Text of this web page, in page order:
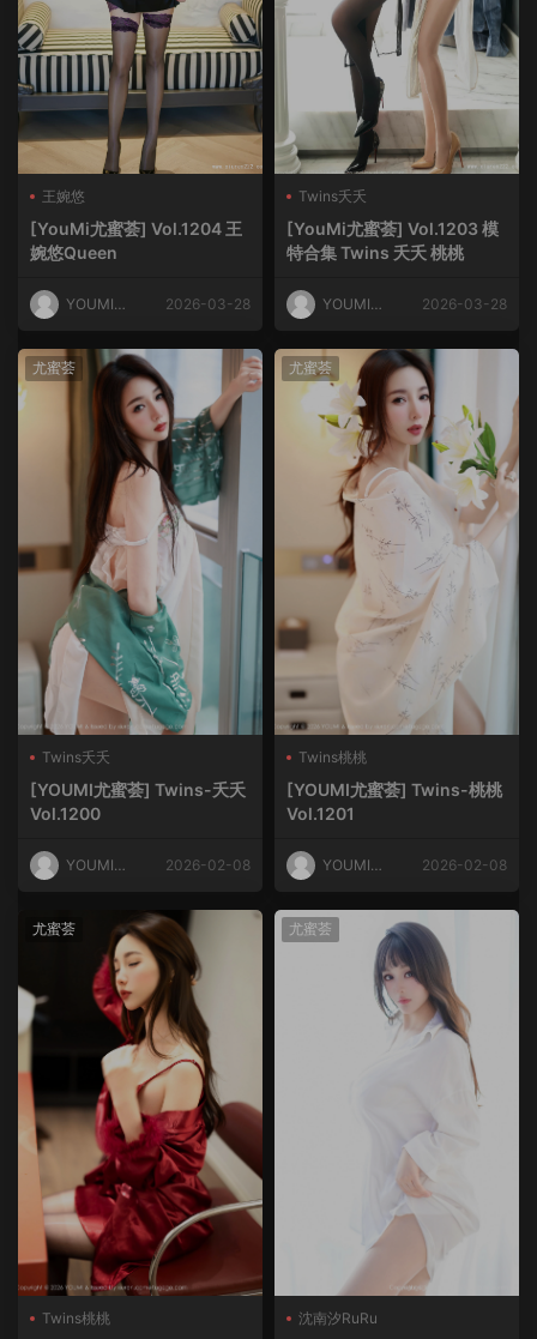
王婉悠
[YouMi尤蜜荟] Vol.1204 王
婉悠Queen
YOUMI尤
2026-03-28
Twins夭夭
[YouMi尤蜜荟] Vol.1203 模
特合集 Twins 夭夭 桃桃
YOUMI尤
2026-03-28
尤蜜荟
Twins夭夭
[YOUMI尤蜜荟] Twins-夭夭
Vol.1200
YOUMI尤
2026-02-08
尤蜜荟
Twins桃桃
[YOUMI尤蜜荟] Twins-桃桃
Vol.1201
YOUMI尤
2026-02-08
尤蜜荟
Twins桃桃
尤蜜荟
沈南汐RuRu